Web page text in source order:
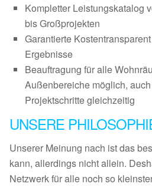
Kompletter Leistungskatalog
bis Großprojekten
Garantierte
Ergebnisse
Beauftragung für alle
Außenbereiche möglich,
Projektschritte gleichzeitig
UNSERE
Unserer Meinung nach ist das
kann, allerdings nicht allein.
Netzwerk für alle noch so